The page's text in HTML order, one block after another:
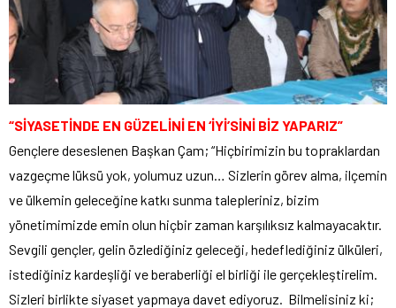
“SİYASETİNDE EN GÜZELİNİ EN ‘İYİ’SİNİ BİZ YAPARIZ”
Gençlere deseslenen Başkan Çam; “Hiçbirimizin bu topraklardan
vazgeçme lüksü yok, yolumuz uzun… Sizlerin görev alma, ilçemin
ve ülkemin geleceğine katkı sunma talepleriniz, bizim
yönetimimizde emin olun hiçbir zaman karşılıksız kalmayacaktır.
Sevgili gençler, gelin özlediğiniz geleceği, hedeflediğiniz ülküleri,
istediğiniz kardeşliği ve beraberliği el birliği ile gerçekleştirelim.
Sizleri birlikte siyaset yapmaya davet ediyoruz. Bilmelisiniz ki;